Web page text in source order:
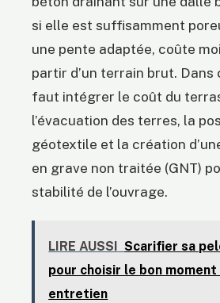
si elle est suffisamment
une pente adaptée, coûte
partir d’un terrain brut. Dans
faut intégrer le coût du
l’évacuation des terres, la
géotextile et la création
en grave non traitée (GNT)
stabilité de l’ouvrage.
LIRE AUSSI Scarifier sa
pour choisir le bon
entretien